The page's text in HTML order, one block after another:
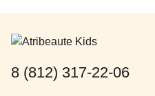
8 (812) 317-22-06